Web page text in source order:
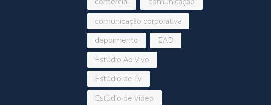
comercial comunicação
comunicação corporativa
depoimento EAD
Estúdio Ao Vivo
Estúdio de Tv
Estúdio de Vídeo